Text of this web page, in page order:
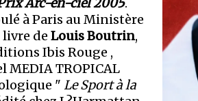
à Paris au Ministère
livre de Louis Boutrin,
Ibis Rouge ,
TROPICAL
" Le Sport à la